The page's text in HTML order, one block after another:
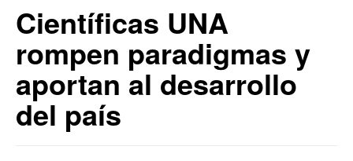
Científicas UNA
rompen paradigmas y
aportan al desarrollo
del país